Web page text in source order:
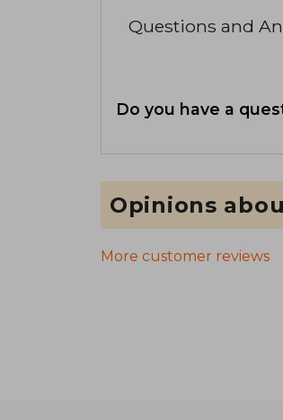
Questions and
Do you have a
Opinions
More customer reviews